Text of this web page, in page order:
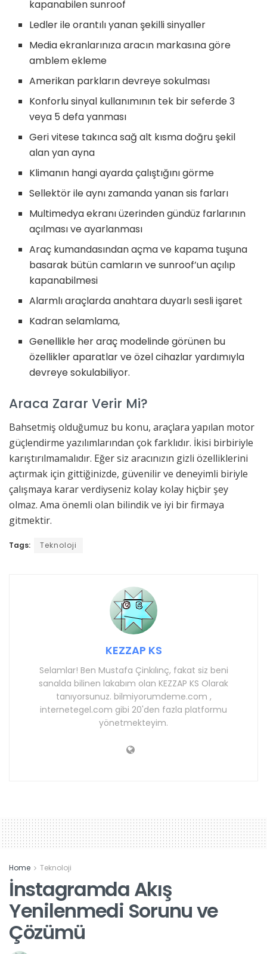
kapanabilen sunroof
Ledler ile orantılı yanan şekilli sinyaller
Media ekranlarınıza aracın markasına göre
amblem ekleme
Amerikan parkların devreye sokulması
Konforlu sinyal kullanımının tek bir seferde 3
veya 5 defa yanması
Geri vitese takınca sağ alt kısma doğru şekil
alan yan ayna
Klimanın hangi ayarda çalıştığını görme
Sellektör ile aynı zamanda yanan sis farları
Multimedya ekranı üzerinden gündüz farlarının
açılması ve ayarlanması
Araç kumandasından açma ve kapama tuşuna
basarak bütün camların ve sunroof’un açılıp
kapanabilmesi
Alarmlı araçlarda anahtara duyarlı sesli işaret
Kadran selamlama,
Genellikle her araç modelinde görünen bu
özellikler aparatlar ve özel cihazlar yardımıyla
devreye sokulabiliyor.
Araca Zarar Verir Mi?
Bahsetmiş olduğumuz bu konu, araçlara yapılan motor
güçlendirme yazılımlarından çok farklıdır. İkisi birbiriyle
karıştırılmamalıdır. Eğer siz aracınızın gizli özelliklerini
açtırmak için gittiğinizde, güvenilir ve deneyimli biriyle
çalışmaya karar verdiyseniz kolay kolay hiçbir şey
olmaz. Ama önemli olan bilindik ve iyi bir firmaya
gitmektir.
Tags: Teknoloji
KEZZAP KS
Selamlar! Ben Mustafa Çinkılınç, fakat siz beni
sanalda bilinen lakabım olan KEZZAP KS Olarak
tanıyorsunuz. bilmiyorumdeme.com ,
internetegel.com gibi 20'den fazla platformu
yönetmekteyim.
Home Teknoloji
İnstagramda Akış
Yenilenmedi Sorunu ve
Çözümü